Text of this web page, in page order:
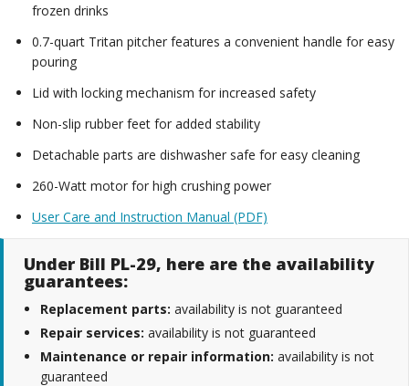
frozen drinks
0.7-quart Tritan pitcher features a convenient handle for easy
pouring
Lid with locking mechanism for increased safety
Non-slip rubber feet for added stability
Detachable parts are dishwasher safe for easy cleaning
260-Watt motor for high crushing power
User Care and Instruction Manual (PDF)
Under Bill PL-29, here are the availability
guarantees:
Replacement parts: availability is not guaranteed
Repair services: availability is not guaranteed
Maintenance or repair information: availability is not
guaranteed